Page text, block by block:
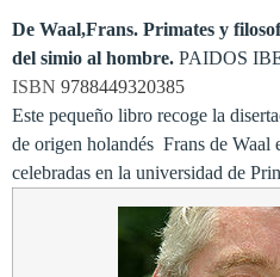
De Waal,Frans. Primates y
del simio al hombre. PAIDOS
ISBN 9788449320385
Este pequeño libro recoge la
de origen holandés Frans de Waal
celebradas en la universidad de